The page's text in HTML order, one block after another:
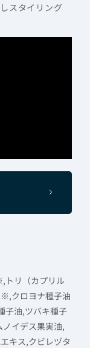
スタイリング
トリ（カプリル
クロヨナ種子油
子油,ツバキ種子
イデス果実油,
キス,クビレヅタ